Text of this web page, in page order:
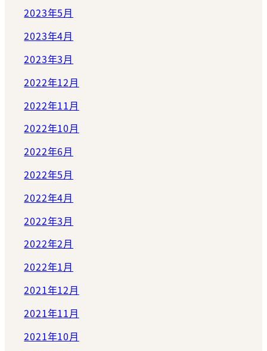
2023年5月
2023年4月
2023年3月
2022年12月
2022年11月
2022年10月
2022年6月
2022年5月
2022年4月
2022年3月
2022年2月
2022年1月
2021年12月
2021年11月
2021年10月